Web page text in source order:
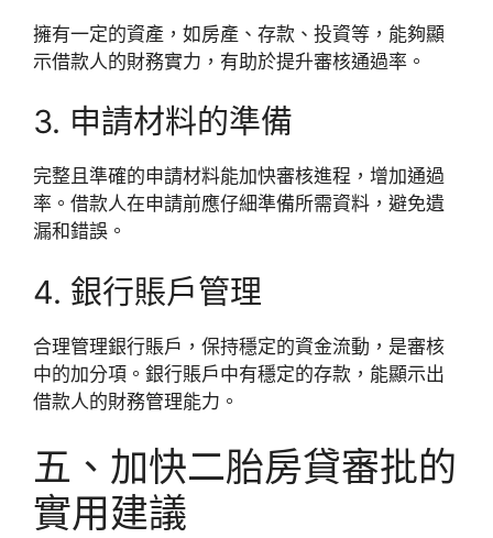
擁有一定的資產，如房產、存款、投資等，能夠顯
示借款人的財務實力，有助於提升審核通過率。
3. 申請材料的準備
完整且準確的申請材料能加快審核進程，增加通過
率。借款人在申請前應仔細準備所需資料，避免遺
漏和錯誤。
4. 銀行賬戶管理
合理管理銀行賬戶，保持穩定的資金流動，是審核
中的加分項。銀行賬戶中有穩定的存款，能顯示出
借款人的財務管理能力。
五、加快二胎房貸審批的
實用建議